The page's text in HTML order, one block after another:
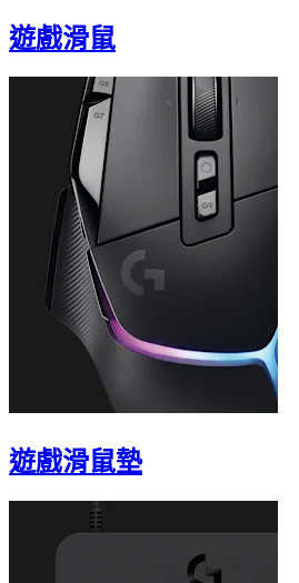
遊戲滑鼠
遊戲滑鼠墊